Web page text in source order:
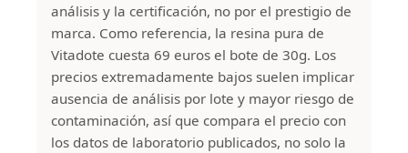
análisis y la certificación, no por el prestigio de
marca. Como referencia, la resina pura de
Vitadote cuesta 69 euros el bote de 30g. Los
precios extremadamente bajos suelen implicar
ausencia de análisis por lote y mayor riesgo de
contaminación, así que compara el precio con
los datos de laboratorio publicados, no solo la